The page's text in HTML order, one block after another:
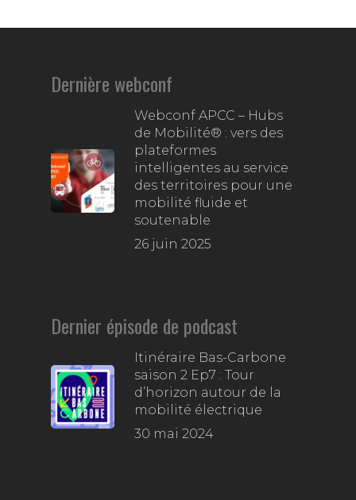
Dernière webconf
Webconf APCC – Hubs
de Mobilité® : vers des
plateformes
intelligentes au service
des territoires pour une
mobilité fluide et
soutenable
26 juin 2025
Dernier épisode de podcast
Itinéraire Bas-Carbone
saison 2 Ep7 : Tour
d’horizon autour de la
mobilité électrique
30 mai 2024